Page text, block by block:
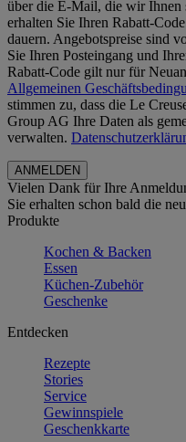
über die E-Mail, die wir Ihnen
erhalten Sie Ihren Rabatt-
dauern. Angebotspreise sind
Sie Ihren Posteingang und
Rabatt-Code gilt nur für
Allgemeinen
stimmen zu, dass die Le
Group AG Ihre Daten als
verwalten.
Vielen Dank für Ihre
Sie erhalten schon bald die
Produkte
Kochen & Backen
Essen
Küchen-Zubehör
Geschenke
Entdecken
Rezepte
Stories
Service
Gewinnspiele
Geschenkkarte